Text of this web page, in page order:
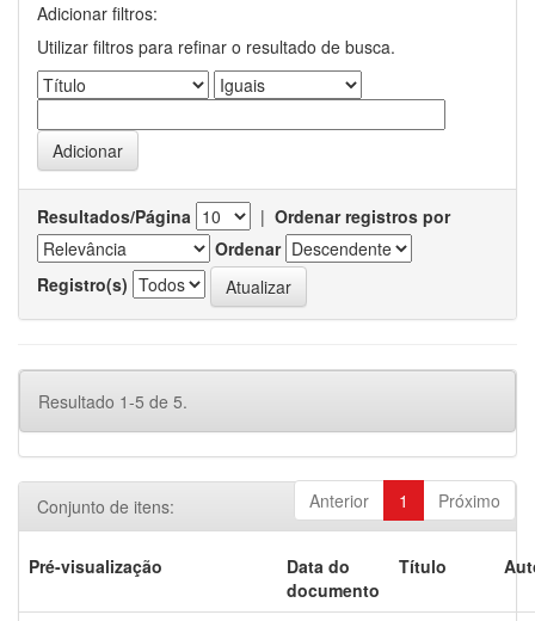
Adicionar filtros:
Utilizar filtros para refinar o resultado de busca.
Resultados/Página | Ordenar registros por
Ordenar
Registro(s)
Resultado 1-5 de 5.
Anterior 1 Próximo
Conjunto de itens:
Pré-visualização
Data do
documento
Título